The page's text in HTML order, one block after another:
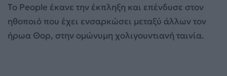
Το People έκανε την έκπληξη και επένδυσε στον
ηθοποιό που έχει ενσαρκώσει μεταξύ άλλων τον
ήρωα Θορ, στην ομώνυμη χολιγουντιανή ταινία.